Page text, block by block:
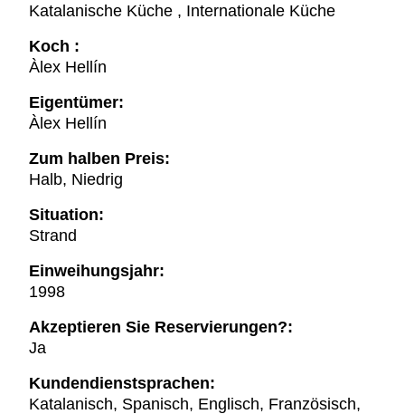
Katalanische Küche , Internationale Küche
Koch :
Àlex Hellín
Eigentümer:
Àlex Hellín
Zum halben Preis:
Halb, Niedrig
Situation:
Strand
Einweihungsjahr:
1998
Akzeptieren Sie Reservierungen?:
Ja
Kundendienstsprachen:
Katalanisch, Spanisch, Englisch, Französisch,